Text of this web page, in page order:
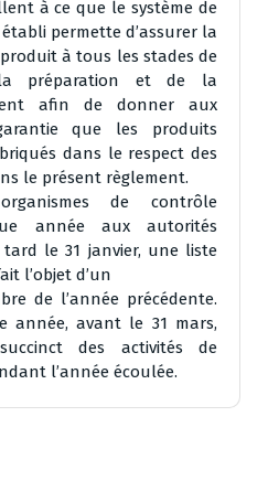
à ce que le système de
permette d’assurer la
à tous les stades de
préparation et de la
afin de donner aux
que les produits
dans le respect des
le présent règlement.
de contrôle
année aux autorités
le 31 janvier, une liste
l’objet d’un
de l’année précédente.
année, avant le 31 mars,
des activités de
l’année écoulée.